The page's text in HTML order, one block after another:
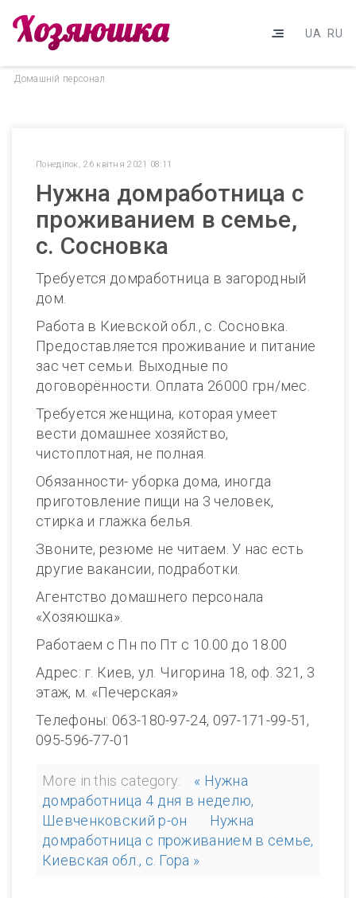
UA RU
Домашнiй персонал
Понеділок, 26 квітня 2021 08:11
Нужна домработница с
проживанием в семье,
с. Сосновка
Требуется домработница в загородный
дом.
Работа в Киевской обл., с. Сосновка.
Предоставляется проживание и питание
заc чет семьи. Выходные по
договорённости. Оплата 26000 грн/мес.
Требуется женщина, которая умеет
вести домашнее хозяйство,
чистоплотная, не полная.
Обязанности- уборка дома, иногда
приготовление пищи на 3 человек,
стирка и глажка белья.
Звоните, резюме не читаем. У нас есть
другие вакансии, подработки.
Агентство домашнего персонала
«Хозяюшка».
Работаем с Пн по Пт с 10.00 до 18.00
Адрес: г. Киев, ул. Чигорина 18, оф. 321, 3
этаж, м. «Печерская»
Телефоны: 063-180-97-24, 097-171-99-51,
095-596-77-01
More in this category:
« Нужна
домработница 4 дня в неделю,
Шевченковский р-он
Нужна
домработница с проживанием в семье,
Киевская обл., с. Гора »